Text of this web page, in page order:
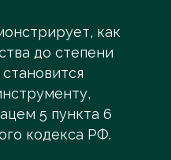
как
до степени
5 пункта 6
кодекса РФ.